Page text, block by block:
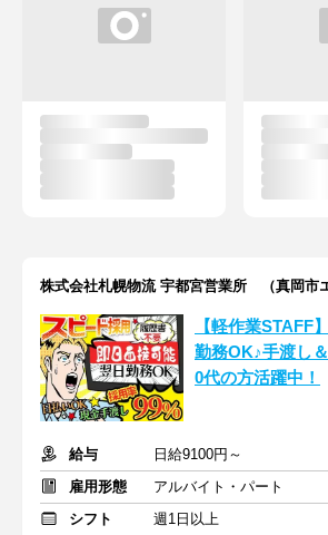
株式会社札幌物流 宇都宮営業所 （真岡市
【軽作業
勤務OK♪手渡し
0代の方活躍中！
給与
日給9100円～
雇用形態
アルバイト・パート
シフト
週1日以上